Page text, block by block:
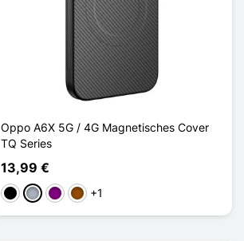
Oppo A6X 5G / 4G Magnetisches Cover
TQ Series
13,99 €
Schwarz
GrauViolettBraun
+1